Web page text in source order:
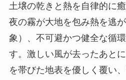
土壌の乾きと熱を自律的に
夜の霧が大地を包み熱を逃
象）、不可避かつ健全な循
す。激しい風が去ったあと
を帯びた地表を優しく覆い